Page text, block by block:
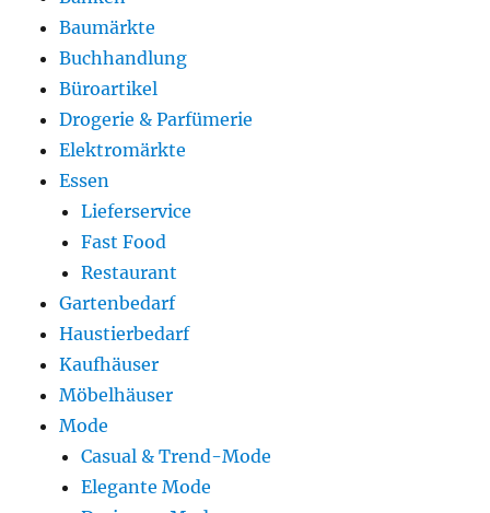
Baumärkte
Buchhandlung
Büroartikel
Drogerie & Parfümerie
Elektromärkte
Essen
Lieferservice
Fast Food
Restaurant
Gartenbedarf
Haustierbedarf
Kaufhäuser
Möbelhäuser
Mode
Casual & Trend-Mode
Elegante Mode